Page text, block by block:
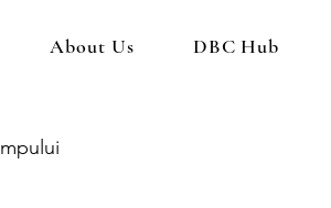
About Us DBC Hub